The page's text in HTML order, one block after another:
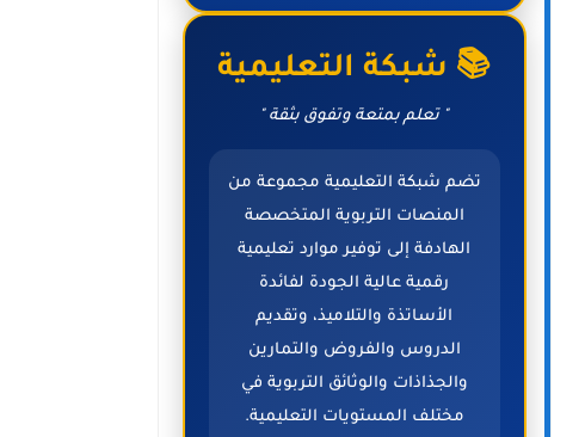
📚 شبكة التعليمية
" تعلم بمتعة وتفوق بثقة "
تضم شبكة التعليمية مجموعة من
المنصات التربوية المتخصصة
الهادفة إلى توفير موارد تعليمية
رقمية عالية الجودة لفائدة
الأساتذة والتلاميذ، وتقديم
الدروس والفروض والتمارين
والجذاذات والوثائق التربوية في
مختلف المستويات التعليمية.